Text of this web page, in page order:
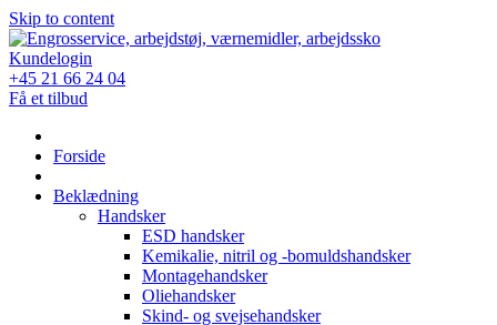
Skip to content
Kundelogin
+45 21 66 24 04
Få et tilbud
Forside
Beklædning
Handsker
ESD handsker
Kemikalie, nitril og -bomuldshandsker
Montagehandsker
Oliehandsker
Skind- og svejsehandsker